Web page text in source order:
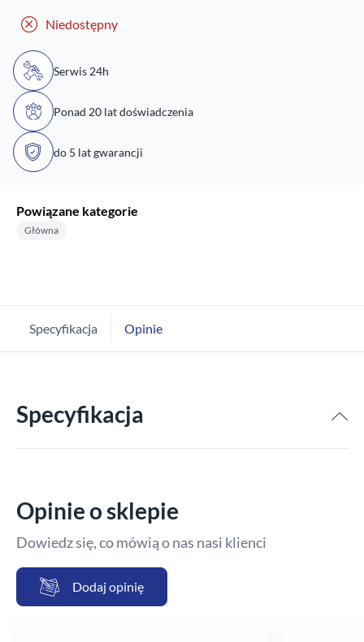
Niedostępny
Serwis 24h
Ponad 20 lat doświadczenia
do 5 lat gwarancji
Powiązane kategorie
Główna
Specyfikacja Opinie
Specyfikacja
Opinie o sklepie
Dowiedz się, co mówią o nas nasi klienci
Dodaj opinię